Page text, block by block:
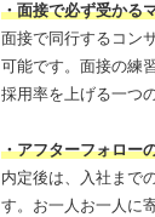
・面接で必ず受かる
面接で同行するコン
可能です。面接の練
採用率を上げる一つ
・アフターフォロー
内定後は、入社まで
す。お一人お一人に